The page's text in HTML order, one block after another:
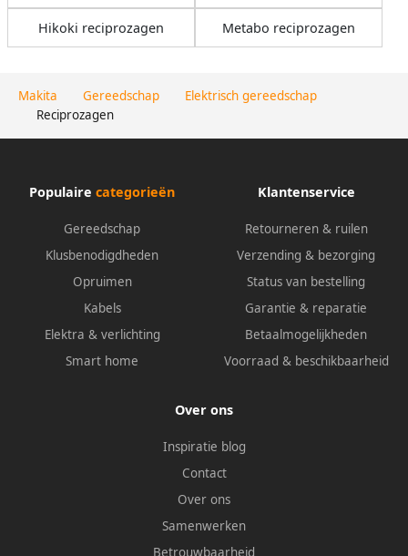
Makita Gereedschap
Elektrisch gereedschap
Reciprozagen
Hikoki reciprozagen Metabo reciprozagen
Populaire categorieën
Gereedschap
Klusbenodigdheden
Opruimen
Kabels
Elektra & verlichting
Smart home
Klantenservice
Retourneren & ruilen
Verzending & bezorging
Status van bestelling
Garantie & reparatie
Betaalmogelijkheden
Voorraad & beschikbaarheid
Over ons
Inspiratie blog
Contact
Over ons
Samenwerken
Betrouwbaarheid